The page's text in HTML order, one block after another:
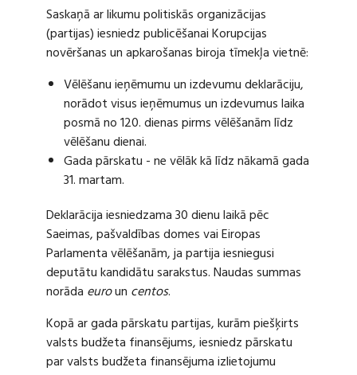
Saskaņā ar likumu politiskās organizācijas
(partijas) iesniedz publicēšanai Korupcijas
novēršanas un apkarošanas biroja tīmekļa vietnē:
Vēlēšanu ieņēmumu un izdevumu deklarāciju,
norādot visus ieņēmumus un izdevumus laika
posmā no 120. dienas pirms vēlēšanām līdz
vēlēšanu dienai.
Gada pārskatu - ne vēlāk kā līdz nākamā gada
31. martam.
Deklarācija iesniedzama 30 dienu laikā pēc
Saeimas, pašvaldības domes vai Eiropas
Parlamenta vēlēšanām, ja partija iesniegusi
deputātu kandidātu sarakstus. Naudas summas
norāda euroun centos.
Kopā ar gada pārskatu partijas, kurām piešķirts
valsts budžeta finansējums, iesniedz pārskatu
par valsts budžeta finansējuma izlietojumu